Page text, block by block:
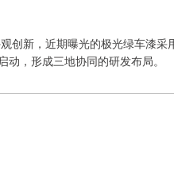
创新，近期曝光的极光绿车漆采
，形成三地协同的研发布局。